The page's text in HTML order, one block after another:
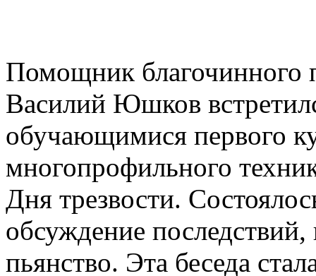
Помощник благочинного
Василий Юшков
обучающимися первого
многопрофильного
Дня трезвости.
обсуждение последствий,
пьянство. Эта беседа